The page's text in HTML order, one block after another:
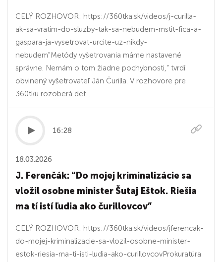
CELÝ ROZHOVOR: https://360tka.sk/videos/j-curilla-
ak-sa-vratim-do-sluzby-tak-sa-nebudem-mstit-fica-a-
gaspara-ja-vysetrovat-urcite-uz-nikdy-
nebudem"Metódy vyšetrovania máme nastavené
správne. Nemám o tom žiadne pochybnosti,” tvrdí
obvinený vyšetrovateľ Ján Čurilla. V rozhovore pre
360tku rozoberá det...
16:28
18.03.2026
J. Ferenčák: “Do mojej kriminalizácie sa
vložil osobne minister Šutaj Eštok. Riešia
ma tí istí ľudia ako čurillovcov”
CELÝ ROZHOVOR: https://360tka.sk/videos/jferencak-
do-mojej-kriminalizacie-sa-vlozil-osobne-minister-
estok-riesia-ma-ti-isti-ludia-ako-curillovcovProkuratúra